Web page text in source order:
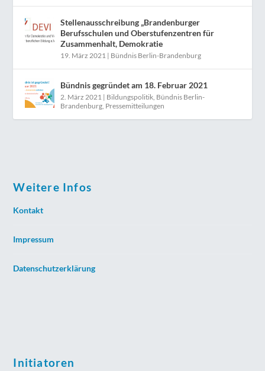
Stellenausschreibung „Brandenburger
Berufsschulen und Oberstufenzentren für
Zusammenhalt, Demokratie
19. März 2021 | Bündnis Berlin-Brandenburg
Bündnis gegründet am 18. Februar 2021
2. März 2021 | Bildungspolitik Bündnis Berlin-
Brandenburg Pressemitteilungen
Weitere Infos
Kontakt
Impressum
Datenschutzerklärung
Initiatoren